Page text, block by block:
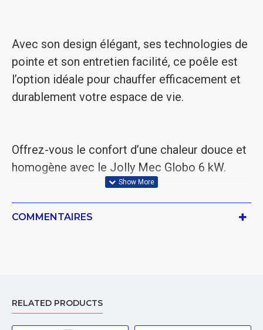
Avec son design élégant, ses technologies de
pointe et son entretien facilité, ce poêle est
l’option idéale pour chauffer efficacement et
durablement votre espace de vie.
Offrez-vous le confort d’une chaleur douce et
homogène avec le Jolly Mec Globo 6 kW.
COMMENTAIRES
RELATED PRODUCTS